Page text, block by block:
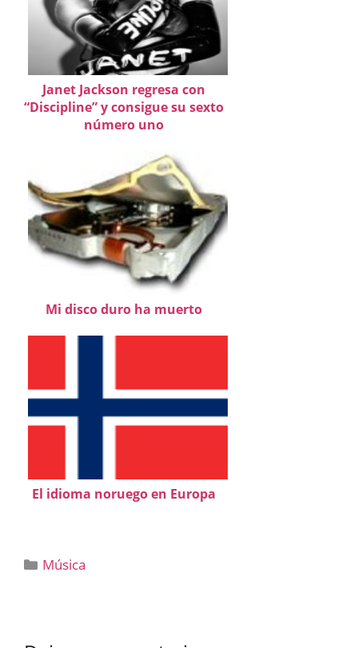
Janet Jackson regresa con
“Discipline” y consigue su sexto
número uno
Mi disco duro ha muerto
El idioma noruego en Europa
Categorías
Música